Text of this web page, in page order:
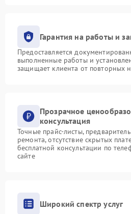
Гарантия на работы и
Предоставляется
выполненные работы и
защищает клиента от повторных
Прозрачное
консультация
Точные прайс-листы,
ремонта, отсутствие скрытых
бесплатной консультации по
сайте
Широкий спектр услуг